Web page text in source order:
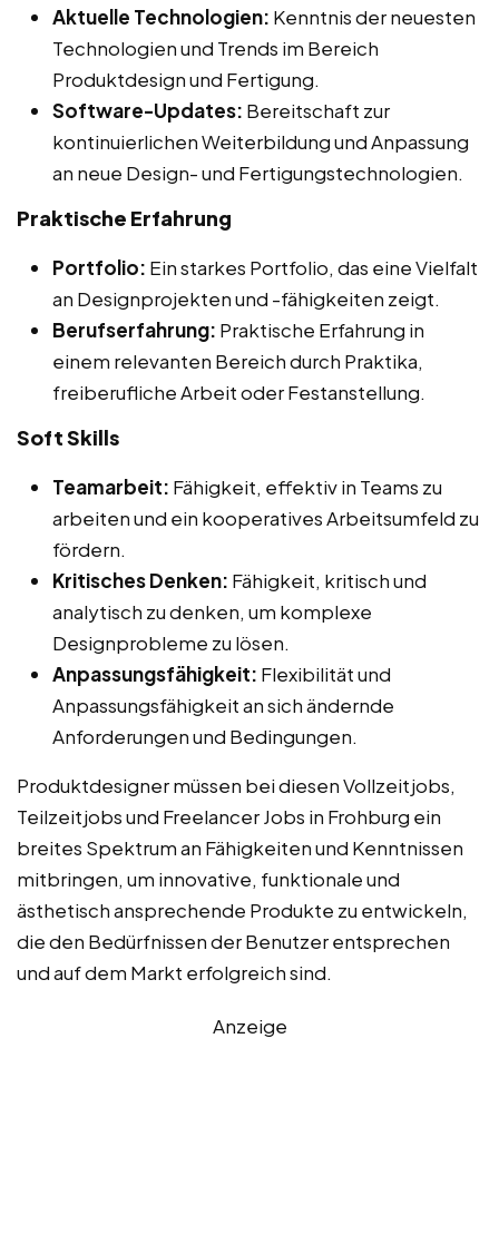
Aktuelle Technologien: Kenntnis der neuesten
Technologien und Trends im Bereich
Produktdesign und Fertigung.
Software-Updates: Bereitschaft zur
kontinuierlichen Weiterbildung und Anpassung
an neue Design- und Fertigungstechnologien.
Praktische Erfahrung
Portfolio: Ein starkes Portfolio, das eine Vielfalt
an Designprojekten und -fähigkeiten zeigt.
Berufserfahrung: Praktische Erfahrung in
einem relevanten Bereich durch Praktika,
freiberufliche Arbeit oder Festanstellung.
Soft Skills
Teamarbeit: Fähigkeit, effektiv in Teams zu
arbeiten und ein kooperatives Arbeitsumfeld zu
fördern.
Kritisches Denken: Fähigkeit, kritisch und
analytisch zu denken, um komplexe
Designprobleme zu lösen.
Anpassungsfähigkeit: Flexibilität und
Anpassungsfähigkeit an sich ändernde
Anforderungen und Bedingungen.
Produktdesigner müssen bei diesen Vollzeitjobs,
Teilzeitjobs und Freelancer Jobs in Frohburg ein
breites Spektrum an Fähigkeiten und Kenntnissen
mitbringen, um innovative, funktionale und
ästhetisch ansprechende Produkte zu entwickeln,
die den Bedürfnissen der Benutzer entsprechen
und auf dem Markt erfolgreich sind.
Anzeige